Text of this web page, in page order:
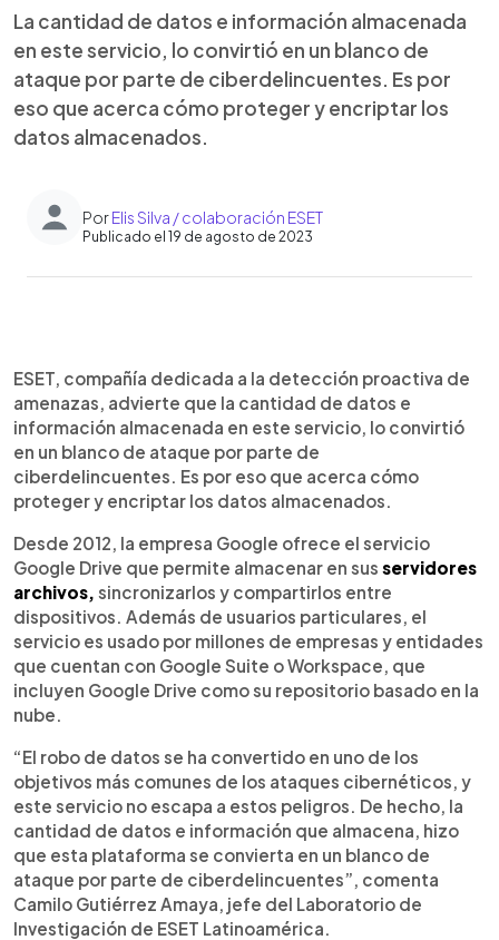
La cantidad de datos e información almacenada
en este servicio, lo convirtió en un blanco de
ataque por parte de ciberdelincuentes. Es por
eso que acerca cómo proteger y encriptar los
datos almacenados.
PorElis Silva / colaboración ESET
Publicado el 19 de agosto de 2023
Escuchar artículo
ESET, compañía dedicada a la detección proactiva de
amenazas, advierte que la cantidad de datos e
información almacenada en este servicio, lo convirtió
en un blanco de ataque por parte de
ciberdelincuentes. Es por eso que acerca cómo
proteger y encriptar los datos almacenados.
Desde 2012, la empresa Google ofrece el servicio
Google Drive que permite almacenar en sus servidores
archivos, sincronizarlos y compartirlos entre
dispositivos. Además de usuarios particulares, el
servicio es usado por millones de empresas y entidades
que cuentan con Google Suite o Workspace, que
incluyen Google Drive como su repositorio basado en la
nube.
“El robo de datos se ha convertido en uno de los
objetivos más comunes de los ataques cibernéticos, y
este servicio no escapa a estos peligros. De hecho, la
cantidad de datos e información que almacena, hizo
que esta plataforma se convierta en un blanco de
ataque por parte de ciberdelincuentes”, comenta
Camilo Gutiérrez Amaya, jefe del Laboratorio de
Investigación de ESET Latinoamérica.